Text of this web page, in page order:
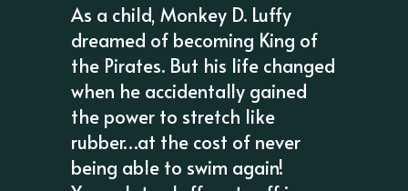
As a child, Monkey D. Luffy
dreamed of becoming King of
the Pirates. But his life changed
when he accidentally gained
the power to stretch like
rubber…at the cost of never
being able to swim again!